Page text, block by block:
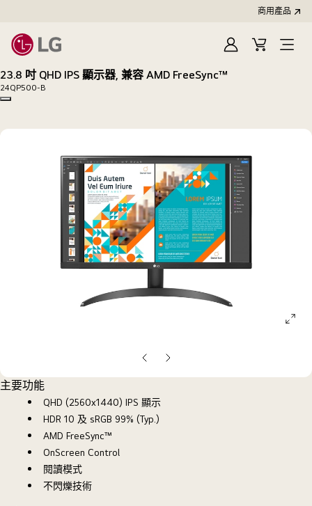
商用產品
登
購
23.8 吋 QHD IPS 顯示器, 兼容 AMD FreeSync™
24QP500-B
Copy model name
上
一
投
影
下
一
主要功能
QHD (2560x1440) IPS 顯示
HDR 10 及 sRGB 99% (Typ.)
AMD FreeSync™
OnScreen Control
閱讀模式
不閃爍技術